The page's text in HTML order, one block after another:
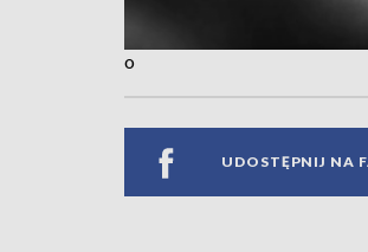
o
UDOSTĘPNIJ NA